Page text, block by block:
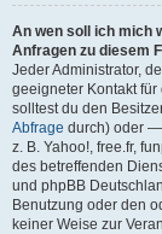
An wen soll ich mich
Anfragen zu diesem
Jeder Administrator,
geeigneter Kontakt
solltest du den
Abfrage durch) oder —
z. B. Yahoo!, free.fr,
des betreffenden
und phpBB
Benutzung oder den
keiner Weise zur